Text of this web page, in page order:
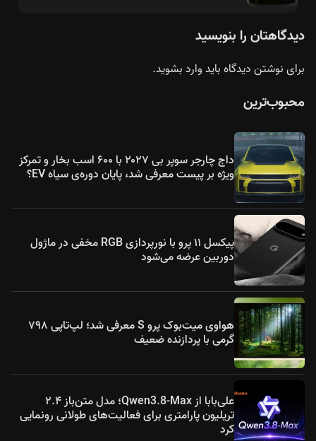
دیدگاهتان را بنویسید
برای نوشتن دیدگاه بایدوارد بشوید.
محبوب‌ترین
داج چارجر سوپر بی ۲۰۲۷ با ۶۰۰ اسب بخار و تمرکز
ویژه بر پیست معرفی شد، پایان دوره‌ی سیاه EV؟
پیکسل ۱۱ پرو با نورپردازی RGB مخفی در ماژول
دوربین عرضه می‌شود
هواوی میت‌بوک پرو S معرفی شد؛ لپ‌تاپی ۷۹۸
گرمی با پردازنده ضعیف
علی‌بابا از Qwen3.8-Max؛ مدل متن‌باز ۲.۴
تریلیون پارامتری برای فعالیت‌های طولانی رونمایی
کرد